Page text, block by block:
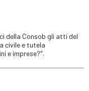
della Consob gli atti del
civile e tutela
e imprese?".